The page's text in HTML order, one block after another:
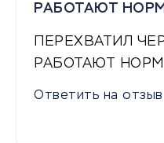
РАБОТАЮТ
ПЕРЕХВАТИЛ
РАБОТАЮТ НОРМ
Ответить на отзыв